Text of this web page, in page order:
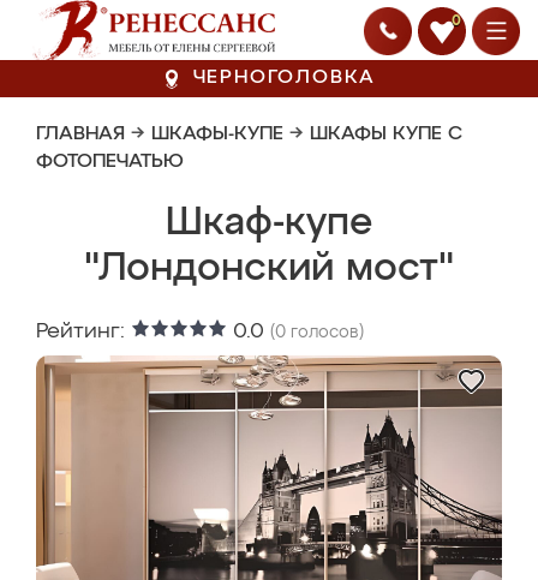
0
ЧЕРНОГОЛОВКА
ГЛАВНАЯ → ШКАФЫ-КУПЕ → ШКАФЫ КУПЕ С
ФОТОПЕЧАТЬЮ
Шкаф-купе
"Лондонский мост"
Рейтинг: 0.0 (0 голосов)